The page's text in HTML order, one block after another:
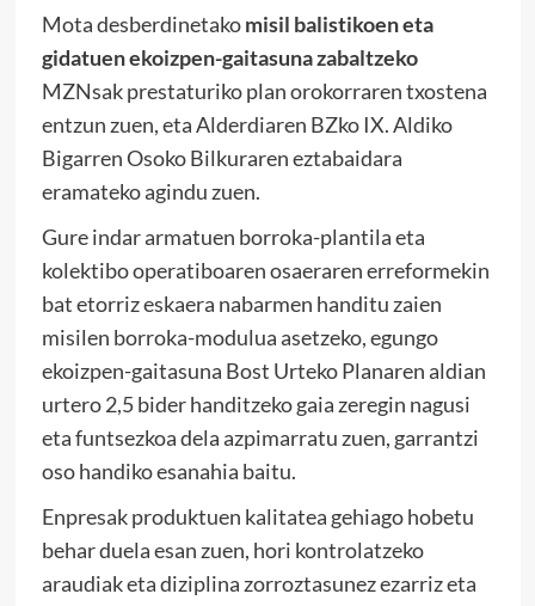
Mota desberdinetakomisil balistikoen eta
gidatuen ekoizpen-gaitasuna zabaltzeko
MZNsak prestaturiko plan orokorraren txostena
entzun zuen, eta Alderdiaren BZko IX. Aldiko
Bigarren Osoko Bilkuraren eztabaidara
eramateko agindu zuen.
Gure indar armatuen borroka-plantila eta
kolektibo operatiboaren osaeraren erreformekin
bat etorriz eskaera nabarmen handitu zaien
misilen borroka-modulua asetzeko, egungo
ekoizpen-gaitasuna Bost Urteko Planaren aldian
urtero 2,5 bider handitzeko gaia zeregin nagusi
eta funtsezkoa dela azpimarratu zuen, garrantzi
oso handiko esanahia baitu.
Enpresak produktuen kalitatea gehiago hobetu
behar duela esan zuen, hori kontrolatzeko
araudiak eta diziplina zorroztasunez ezarriz eta